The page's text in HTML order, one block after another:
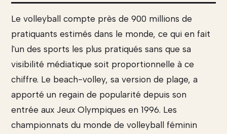
Le volleyball compte près de 900 millions de
pratiquants estimés dans le monde, ce qui en fait
l'un des sports les plus pratiqués sans que sa
visibilité médiatique soit proportionnelle à ce
chiffre. Le beach-volley, sa version de plage, a
apporté un regain de popularité depuis son
entrée aux Jeux Olympiques en 1996. Les
championnats du monde de volleyball féminin